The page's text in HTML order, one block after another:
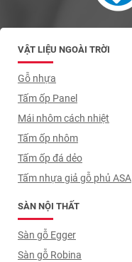
VẬT LIỆU NGOÀI TRỜI
Gỗ nhựa
Tấm ốp Panel
Mái nhôm cách nhiệt
Tấm ốp nhôm
Tấm ốp đá dẻo
Tấm nhựa giả gỗ phủ ASA
SÀN NỘI THẤT
Sàn gỗ Egger
Sàn gỗ Robina